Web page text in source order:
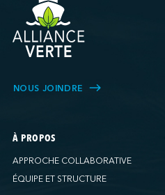
NOUS JOINDRE
À PROPOS
APPROCHE COLLABORATIVE
ÉQUIPE ET STRUCTURE